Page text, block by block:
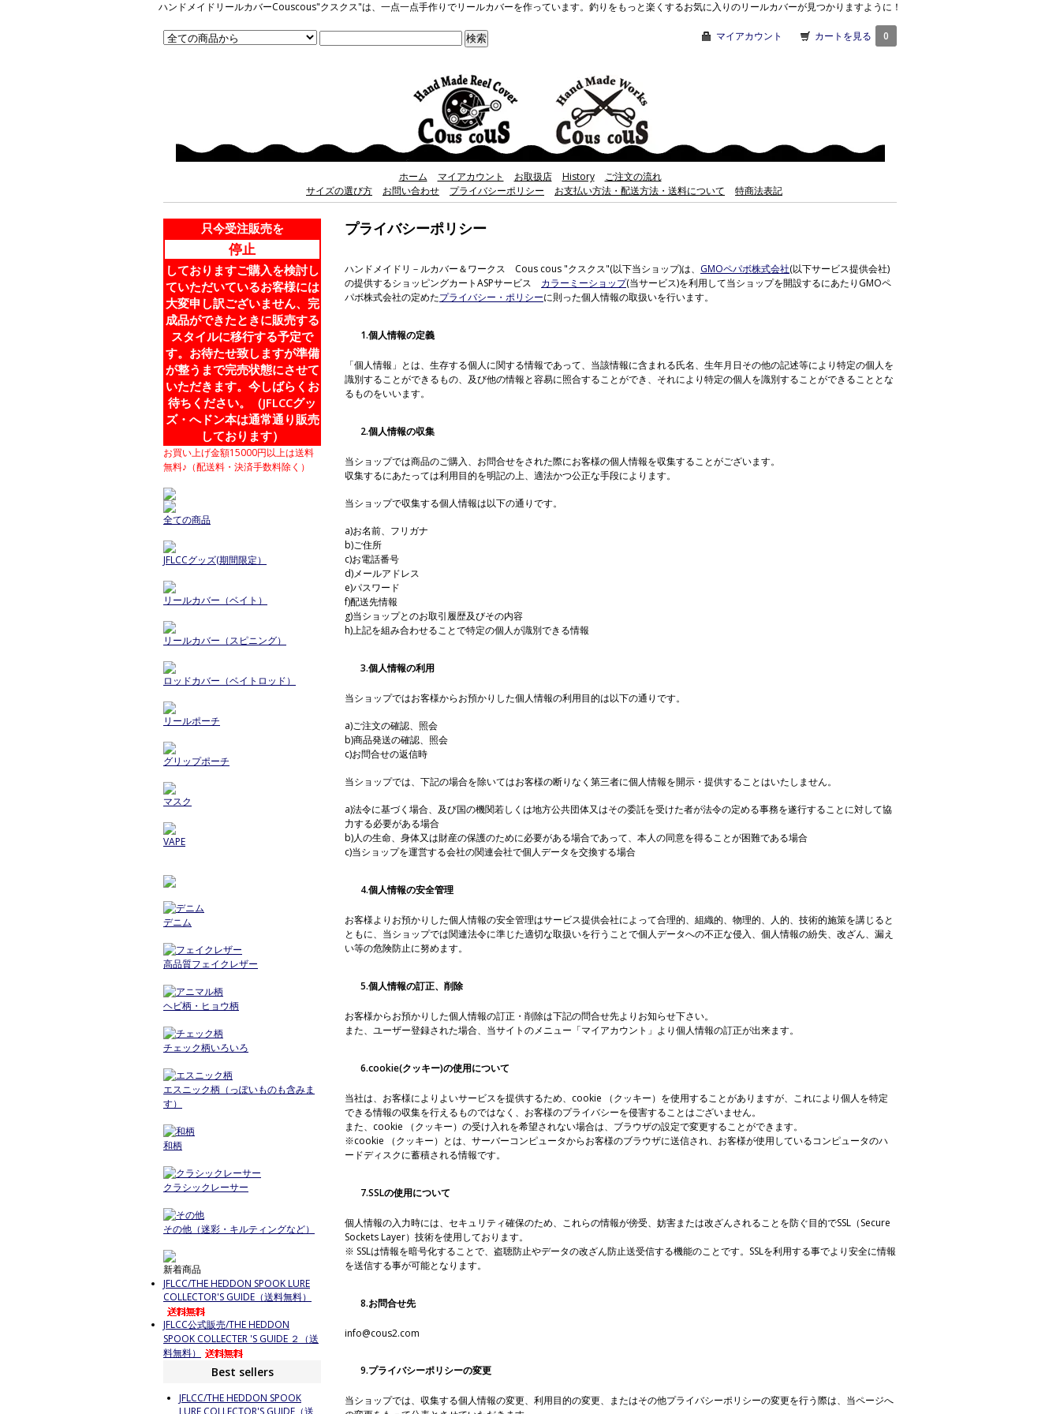
ハンドメイドリールカバーCouscous"クスクス"は、一点一点手作りでリールカバーを作っています。釣りをもっと楽くするお気に入りのリールカバーが見つかりますように！
マイアカウント カートを見る 0
ホーム マイアカウント お取扱店 History
ご注文の流れ
サイズの選び方
お問い合わせ プライバシーポリシー お支払い方法・配送方法・送料について 特商法表記
プライバシーポリシー
ハンドメイドリ－ルカバー＆ワークス Cous cous "クスクス"(以下当ショップ)は、 GMOペパボ株式会社(以下サービス提供会社)
の提供するショッピングカートASPサービス カラーミーショップ(当サービス)を利用して当ショップを開設するにあたりGMOペ
パボ株式会社の定めたプライバシー・ポリシーに則った個人情報の取扱いを行います。
1.個人情報の定義
「個人情報」とは、生存する個人に関する情報であって、当該情報に含まれる氏名、生年月日その他の記述等により特定の個人を
識別することができるもの、及び他の情報と容易に照合することができ、それにより特定の個人を識別することができることとな
るものをいいます。
2.個人情報の収集
当ショップでは商品のご購入、お問合せをされた際にお客様の個人情報を収集することがございます。
収集するにあたっては利用目的を明記の上、適法かつ公正な手段によります。
当ショップで収集する個人情報は以下の通りです。
a)お名前、フリガナ
b)ご住所
c)お電話番号
d)メールアドレス
e)パスワード
f)配送先情報
g)当ショップとのお取引履歴及びその内容
h)上記を組み合わせることで特定の個人が識別できる情報
3.個人情報の利用
当ショップではお客様からお預かりした個人情報の利用目的は以下の通りです。
a)ご注文の確認、照会
b)商品発送の確認、照会
c)お問合せの返信時
当ショップでは、下記の場合を除いてはお客様の断りなく第三者に個人情報を開示・提供することはいたしません。
a)法令に基づく場合、及び国の機関若しくは地方公共団体又はその委託を受けた者が法令の定める事務を遂行することに対して協
力する必要がある場合
b)人の生命、身体又は財産の保護のために必要がある場合であって、本人の同意を得ることが困難である場合
c)当ショップを運営する会社の関連会社で個人データを交換する場合
4.個人情報の安全管理
お客様よりお預かりした個人情報の安全管理はサービス提供会社によって合理的、組織的、物理的、人的、技術的施策を講じると
ともに、当ショップでは関連法令に準じた適切な取扱いを行うことで個人データへの不正な侵入、個人情報の紛失、改ざん、漏え
い等の危険防止に努めます。
5.個人情報の訂正、削除
お客様からお預かりした個人情報の訂正・削除は下記の問合せ先よりお知らせ下さい。
また、ユーザー登録された場合、当サイトのメニュー「マイアカウント」より個人情報の訂正が出来ます。
6.cookie(クッキー)の使用について
当社は、お客様によりよいサービスを提供するため、cookie （クッキー）を使用することがありますが、これにより個人を特定
できる情報の収集を行えるものではなく、お客様のプライバシーを侵害することはございません。
また、cookie （クッキー）の受け入れを希望されない場合は、ブラウザの設定で変更することができます。
※cookie （クッキー）とは、サーバーコンピュータからお客様のブラウザに送信され、お客様が使用しているコンピュータのハ
ードディスクに蓄積される情報です。
7.SSLの使用について
個人情報の入力時には、セキュリティ確保のため、これらの情報が傍受、妨害または改ざんされることを防ぐ目的でSSL（Secure
Sockets Layer）技術を使用しております。
※ SSLは情報を暗号化することで、盗聴防止やデータの改ざん防止送受信する機能のことです。SSLを利用する事でより安全に情報
を送信する事が可能となります。
8.お問合せ先
info@cous2.com
9.プライバシーポリシーの変更
当ショップでは、収集する個人情報の変更、利用目的の変更、またはその他プライバシーポリシーの変更を行う際は、当ページへ
只今受注販売を
停止
しておりますご購入を検討し
ていただいているお客様には
大変申し訳ございません、完
成品ができたときに販売する
スタイルに移行する予定で
す。お待たせ致しますが準備
が整うまで完売状態にさせて
いただきます。今しばらくお
待ちください。（JFLCCグッ
ズ・へドン本は通常通り販売
しております）
お買い上げ金額15000円以上は送料
無料♪（配送料・決済手数料除く）
全ての商品
JFLCCグッズ(期間限定）
リールカバー（ベイト）
リールカバー（スピニング）
ロッドカバー（ベイトロッド）
リールポーチ
グリップポーチ
マスク
VAPE
デニム
高品質フェイクレザー
ヘビ柄・ヒョウ柄
チェック柄いろいろ
エスニック柄（っぽいものも含みま
す）
和柄
クラシックレーサー
その他（迷彩・キルティングなど）
新着商品
JFLCC/THE HEDDON SPOOK LURE
COLLECTOR'S GUIDE（送料無料）
JFLCC公式販売/THE HEDDON
SPOOK COLLECTER 'S GUIDE ２（送
料無料）
Best sellers
JFLCC/THE HEDDON SPOOK
LURE COLLECTOR'S GUIDE（送